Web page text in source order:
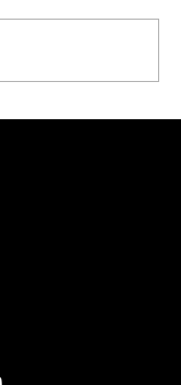
mistura
brasileira